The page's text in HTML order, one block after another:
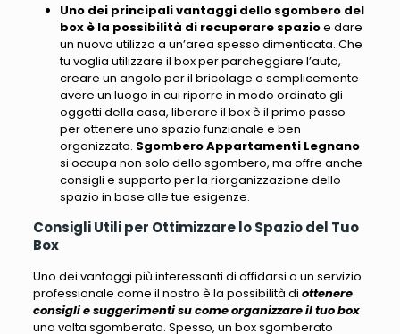
Uno dei principali vantaggi dello sgombero del
box è la possibilità di recuperare spazioe dare
un nuovo utilizzo a un’area spesso dimenticata. Che
tu voglia utilizzare il box per parcheggiare l’auto,
creare un angolo per il bricolage o semplicemente
avere un luogo in cui riporre in modo ordinato gli
oggetti della casa, liberare il box è il primo passo
per ottenere uno spazio funzionale e ben
organizzato. Sgombero Appartamenti Legnano
si occupa non solo dello sgombero, ma offre anche
consigli e supporto per la riorganizzazione dello
spazio in base alle tue esigenze.
Consigli Utili per Ottimizzare lo Spazio del Tuo
Box
Uno dei vantaggi più interessanti di affidarsi a un servizio
professionale come il nostro è la possibilità di ottenere
consigli e suggerimenti su come organizzare il tuo box
una volta sgomberato. Spesso, un box sgomberato